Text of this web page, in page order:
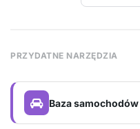
PRZYDATNE NARZĘDZIA
Baza